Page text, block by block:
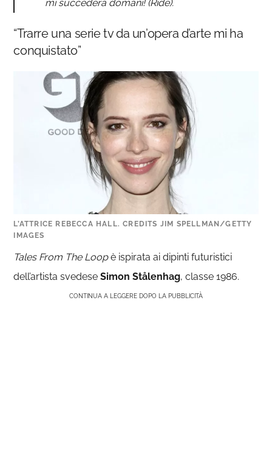
mi succederà domani! (Ride).
“Trarre una serie tv da un’opera d’arte mi ha
conquistato”
L’ATTRICE REBECCA HALL. CREDITS JIM SPELLMAN/GETTY
IMAGES
Tales From The Loopè ispirata ai dipinti futuristici
dell’artista svedeseSimon Stålenhag, classe 1986.
CONTINUA A LEGGERE DOPO LA PUBBLICITÀ